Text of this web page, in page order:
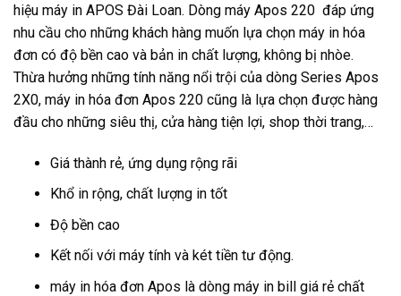
hiệu máy in APOS Đài Loan. Dòng máy Apos 220 đáp ứng
nhu cầu cho những khách hàng muốn lựa chọn máy in hóa
đơn có độ bền cao và bản in chất lượng, không bị nhòe.
Thừa hưởng những tính năng nổi trội của dòng Series Apos
2X0, máy in hóa đơn Apos 220 cũng là lựa chọn được hàng
đầu cho những siêu thị, cửa hàng tiện lợi, shop thời trang,…
Giá thành rẻ, ứng dụng rộng rãi
Khổ in rộng, chất lượng in tốt
Độ bền cao
Kết nối với máy tính và két tiền tư động.
máy in hóa đơn Apos là dòng máy in bill giá rẻ chất